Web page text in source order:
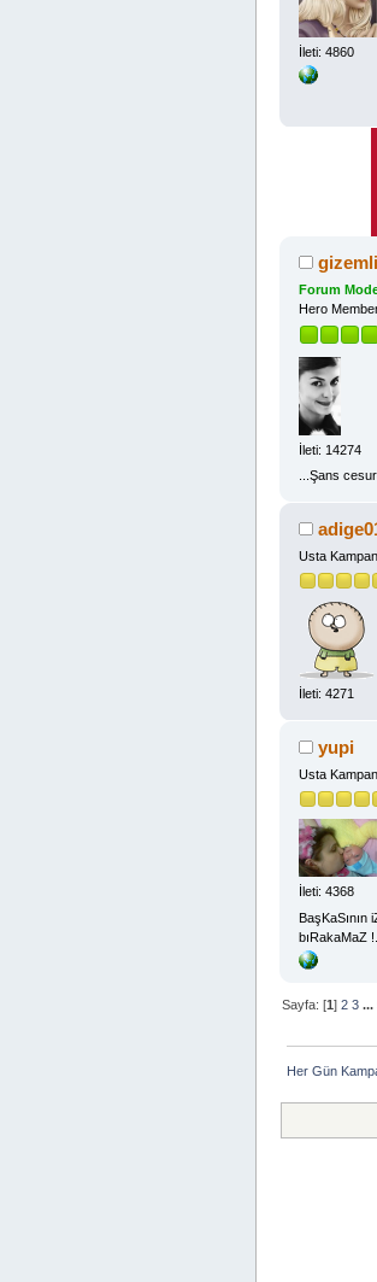
İleti: 4860
Forum
Hero
İleti: 14274
...Şans
Usta
İleti: 4271
yupi
Usta
İleti: 4368
BaşKaSının
bıRakaMaZ
Sayfa: [1]2 3 ...
Her Gün